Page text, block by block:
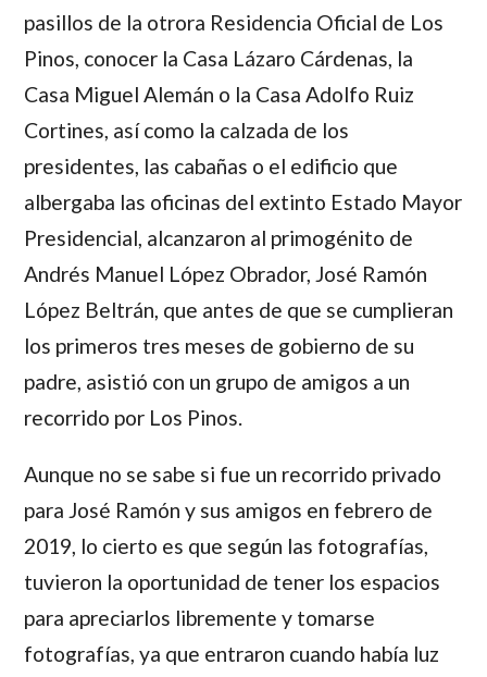
pasillos de la otrora Residencia Oficial de Los
Pinos, conocer la Casa Lázaro Cárdenas, la
Casa Miguel Alemán o la Casa Adolfo Ruiz
Cortines, así como la calzada de los
presidentes, las cabañas o el edificio que
albergaba las oficinas del extinto Estado Mayor
Presidencial, alcanzaron al primogénito de
Andrés Manuel López Obrador, José Ramón
López Beltrán, que antes de que se cumplieran
los primeros tres meses de gobierno de su
padre, asistió con un grupo de amigos a un
recorrido por Los Pinos.
Aunque no se sabe si fue un recorrido privado
para José Ramón y sus amigos en febrero de
2019, lo cierto es que según las fotografías,
tuvieron la oportunidad de tener los espacios
para apreciarlos libremente y tomarse
fotografías, ya que entraron cuando había luz